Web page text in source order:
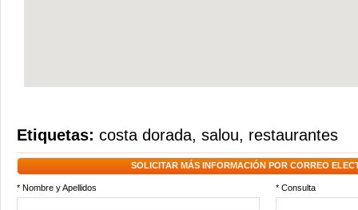
Etiquetas: costa dorada, salou, restaurantes
SOLICITAR MÁS INFORMACIÓN POR CORREO
* Nombre y Apellidos * Consulta